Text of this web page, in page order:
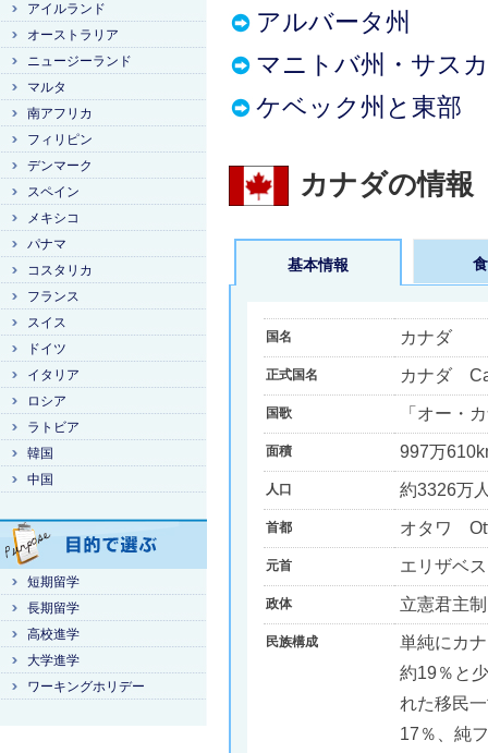
アイルランド
オーストラリア
ニュージーランド
マルタ
南アフリカ
フィリピン
デンマーク
スペイン
メキシコ
パナマ
コスタリカ
フランス
スイス
ドイツ
イタリア
ロシア
ラトビア
韓国
中国
短期留学
長期留学
高校進学
大学進学
ワーキングホリデー
アルバータ州
マニトバ州・サス
ケベック州と東部
カナダの情報
基本情報
国名 カナダ
正式国名 カナダ
国歌 「オー・
面積 997万
人口 約3326万
首都 オタワ
元首 エリザベ
政体 立憲君主制
民族構成
単純にカ
約19％と
れた移民
17％、純